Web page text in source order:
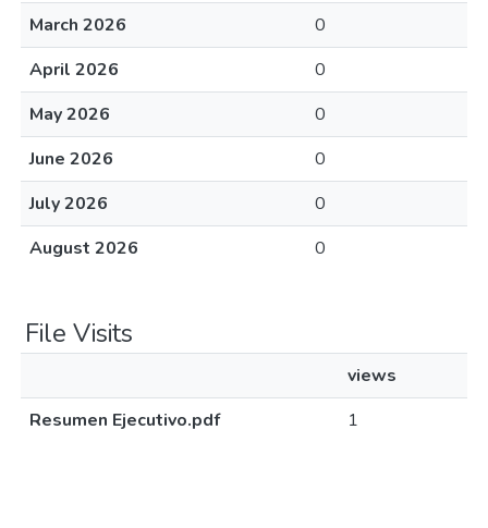
March 2026
0
April 2026
0
May 2026
0
June 2026
0
July 2026
0
August 2026
0
File Visits
views
Resumen Ejecutivo.pdf
1